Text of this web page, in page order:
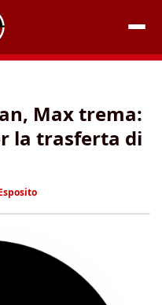
Max trema:
la trasferta di